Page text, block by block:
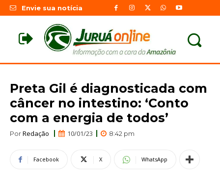
Envie sua notícia
Preta Gil é diagnosticada com
câncer no intestino: ‘Conto
com a energia de todos’
PorRedação 10/01/23 8:42 pm
Facebook X WhatsApp